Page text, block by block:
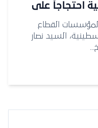
احتجاجاً على
القطاع
السيد نصار